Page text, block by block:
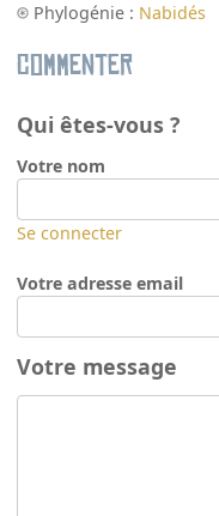
Phylogénie : Nabidés
Commenter
Qui êtes-vous ?
Votre nom
Se connecter
Votre adresse email
Votre message